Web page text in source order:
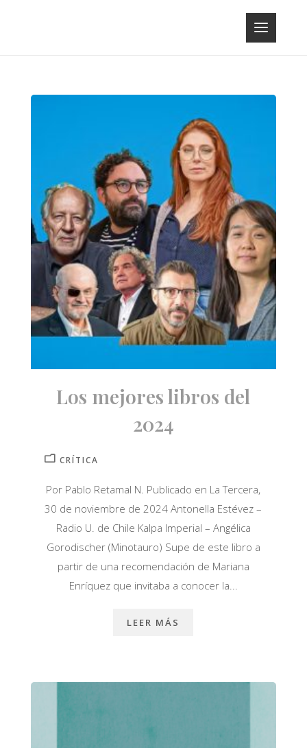
Los mejores libros del
2024
CRÍTICA
Por Pablo Retamal N. Publicado en La Tercera,
30 de noviembre de 2024 Antonella Estévez –
Radio U. de Chile Kalpa Imperial – Angélica
Gorodischer (Minotauro) Supe de este libro a
partir de una recomendación de Mariana
Enríquez que invitaba a conocer la...
LEER MÁS